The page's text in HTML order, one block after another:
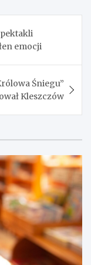
emocji
Śniegu”
Kleszczów